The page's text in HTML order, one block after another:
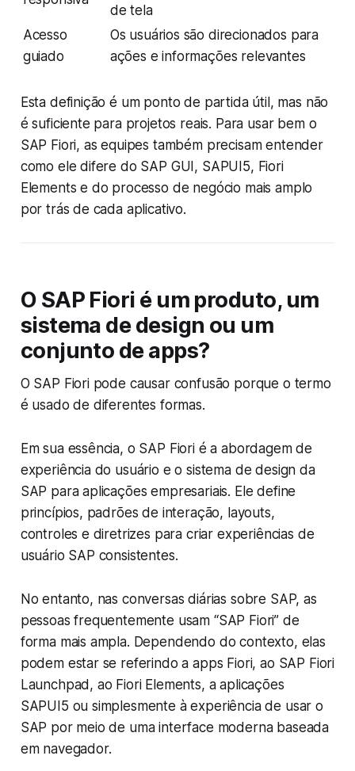
de tela
Acesso
guiado
Os usuários são direcionados para
ações e informações relevantes
Esta definição é um ponto de partida útil, mas não
é suficiente para projetos reais. Para usar bem o
SAP Fiori, as equipes também precisam entender
como ele difere do SAP GUI, SAPUI5, Fiori
Elements e do processo de negócio mais amplo
por trás de cada aplicativo.
O SAP Fiori é um produto, um
sistema de design ou um
conjunto de apps?
O SAP Fiori pode causar confusão porque o termo
é usado de diferentes formas.
Em sua essência, o SAP Fiori é a abordagem de
experiência do usuário e o sistema de design da
SAP para aplicações empresariais. Ele define
princípios, padrões de interação, layouts,
controles e diretrizes para criar experiências de
usuário SAP consistentes.
No entanto, nas conversas diárias sobre SAP, as
pessoas frequentemente usam “SAP Fiori” de
forma mais ampla. Dependendo do contexto, elas
podem estar se referindo a apps Fiori, ao SAP Fiori
Launchpad, ao Fiori Elements, a aplicações
SAPUI5 ou simplesmente à experiência de usar o
SAP por meio de uma interface moderna baseada
em navegador.